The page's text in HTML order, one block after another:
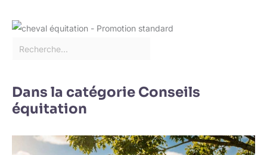
Dans la catégorie Conseils
équitation